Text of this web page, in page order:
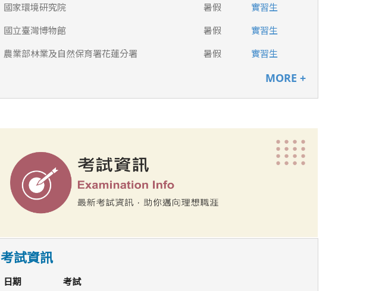
國家環境研究院
暑假
實習生
國立臺灣博物館
暑假
實習生
農業部林業及自然保育署花蓮分署
暑假 實習生
MORE +
考試資訊
日期
考試